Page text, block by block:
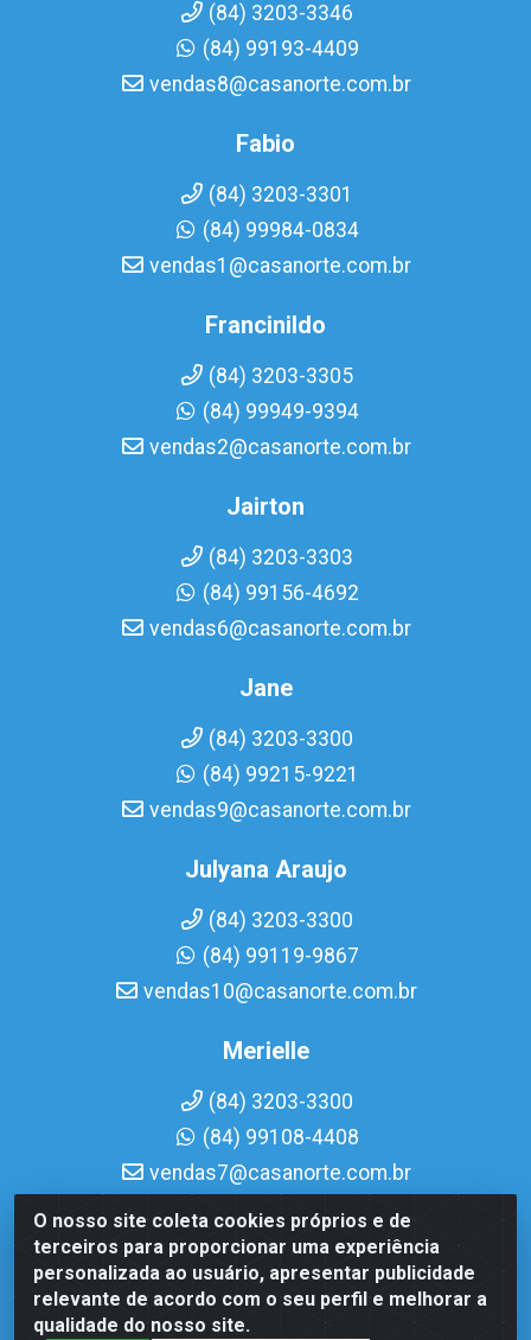
O nosso site coleta cookies próprios e de
terceiros para proporcionar uma experiência
personalizada ao usuário, apresentar publicidade
relevante de acordo com o seu perfil e melhorar a
qualidade do nosso site.
(84) 3203-3346
(84) 99193-4409
vendas8@casanorte.com.br
Fabio
(84) 3203-3301
(84) 99984-0834
vendas1@casanorte.com.br
Francinildo
(84) 3203-3305
(84) 99949-9394
vendas2@casanorte.com.br
Jairton
(84) 3203-3303
(84) 99156-4692
vendas6@casanorte.com.br
Jane
(84) 3203-3300
(84) 99215-9221
vendas9@casanorte.com.br
Julyana Araujo
(84) 3203-3300
(84) 99119-9867
vendas10@casanorte.com.br
Merielle
(84) 3203-3300
(84) 99108-4408
vendas7@casanorte.com.br
Casa Norte LTDA - Av. Interventor Mário Câmara, 1815 -
Dix-Sept Rosado, Natal/RN - CEP 59054-600 - CNPJ
08.713.513/0001-51